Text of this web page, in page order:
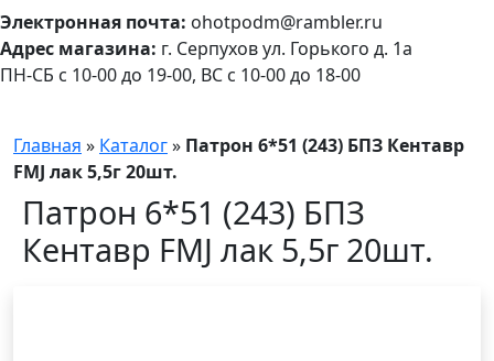
ПН-СБ с 10-00 до 19-00, ВС с 10-00 до 18-00
Электронная почта: ohotpodm@rambler.ru
Адрес магазина: г. Серпухов ул. Горького д. 1а
Главная » Каталог» Патрон 6*51 (243) БПЗ Кентавр
FMJ лак 5,5г 20шт.
Патрон 6*51 (243) БПЗ
Кентавр FMJ лак 5,5г 20шт.